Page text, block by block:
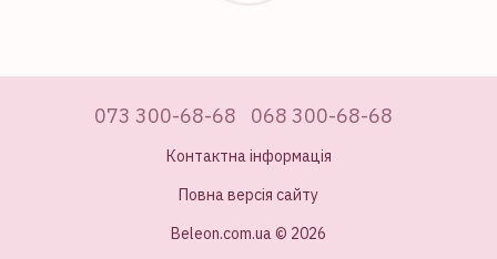
073 300-68-68 068 300-68-68
Контактна інформація
Повна версія сайту
Beleon.com.ua © 2026